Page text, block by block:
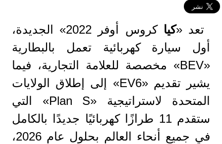
تعد «كيا
كروس أوفر 2022» الجديدة،
أول سيارة كهربائية تعمل بالبطارية
«BEV» مخصصة للعلامة التجارية، فيما
يشير تقديم «EV6» إلى إطلاق الولايات
المتحدة لاستراتيجية «Plan S» التي
ستقدم 11 طرازًا كهربائيًا جديدًا بالكامل
في جميع أنحاء العالم بحلول عام 2026،